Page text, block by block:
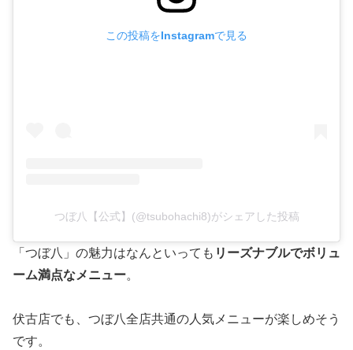
この投稿をInstagramで見る
つぼ八【公式】(@tsubohachi8)がシェアした投稿
「つぼ八」の魅力はなんといっても リーズナブルでボリュ
ーム満点なメニュー。
伏古店でも、つぼ八全店共通の人気メニューが楽しめそう
です。